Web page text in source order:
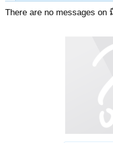
There are no messages